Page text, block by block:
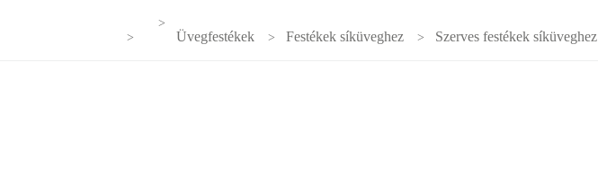
Üvegfestékek Festékek síküveghez Szerves festékek síküveghez